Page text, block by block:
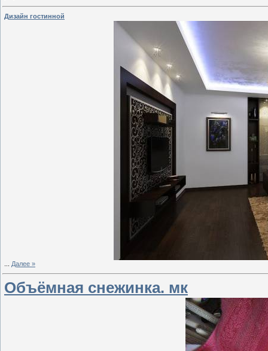
Дизайн гостинной
Далее »
Объёмная снежинка. мк